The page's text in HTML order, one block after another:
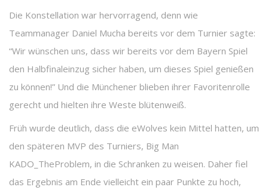
Die Konstellation war hervorragend, denn wie
Teammanager Daniel Mucha bereits vor dem Turnier sagte:
“Wir wünschen uns, dass wir bereits vor dem Bayern Spiel
den Halbfinaleinzug sicher haben, um dieses Spiel genießen
zu können!” Und die Münchener blieben ihrer Favoritenrolle
gerecht und hielten ihre Weste blütenweiß.
Früh wurde deutlich, dass die eWolves kein Mittel hatten, um
den späteren MVP des Turniers, Big Man
KADO_TheProblem, in die Schranken zu weisen. Daher fiel
das Ergebnis am Ende vielleicht ein paar Punkte zu hoch,